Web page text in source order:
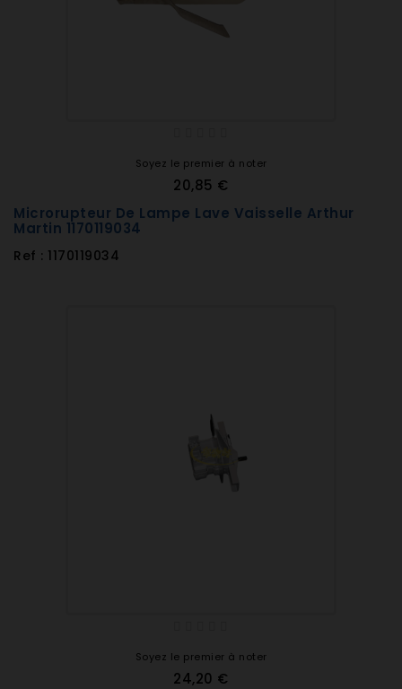
Soyez le premier à noter
20,85 €
Microrupteur De Lampe Lave Vaisselle Arthur
Martin 1170119034
Ref : 1170119034
Soyez le premier à noter
24,20 €